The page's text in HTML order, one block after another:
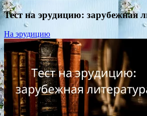
Тест на эрудицию: зарубежная
На эрудицию